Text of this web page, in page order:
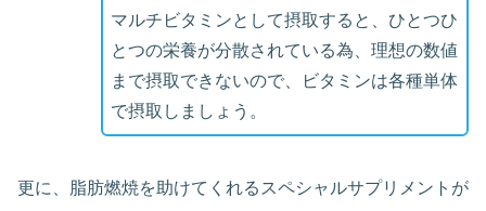
マルチビタミンとして摂取すると、ひとつひ
とつの栄養が分散されている為、理想の数値
まで摂取できないので、ビタミンは各種単体
で摂取しましょう。
更に、脂肪燃焼を助けてくれるスペシャルサプリメントが